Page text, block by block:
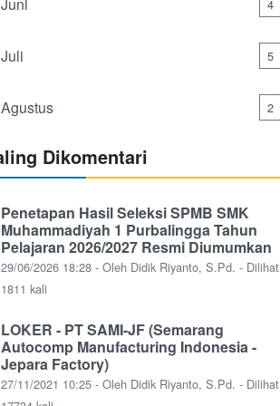
4
Juli 5
Agustus 2
Dikomentari
Penetapan Hasil Seleksi SPMB SMK
Muhammadiyah 1 Purbalingga Tahun
Pelajaran 2026/2027 Resmi Diumumkan
29/06/2026 18:28 - Oleh Didik Riyanto, S.Pd. - Dilihat
1811 kali
LOKER - PT SAMI-JF (Semarang
Autocomp Manufacturing Indonesia -
Jepara Factory)
27/11/2021 10:25 - Oleh Didik Riyanto, S.Pd. - Dilihat